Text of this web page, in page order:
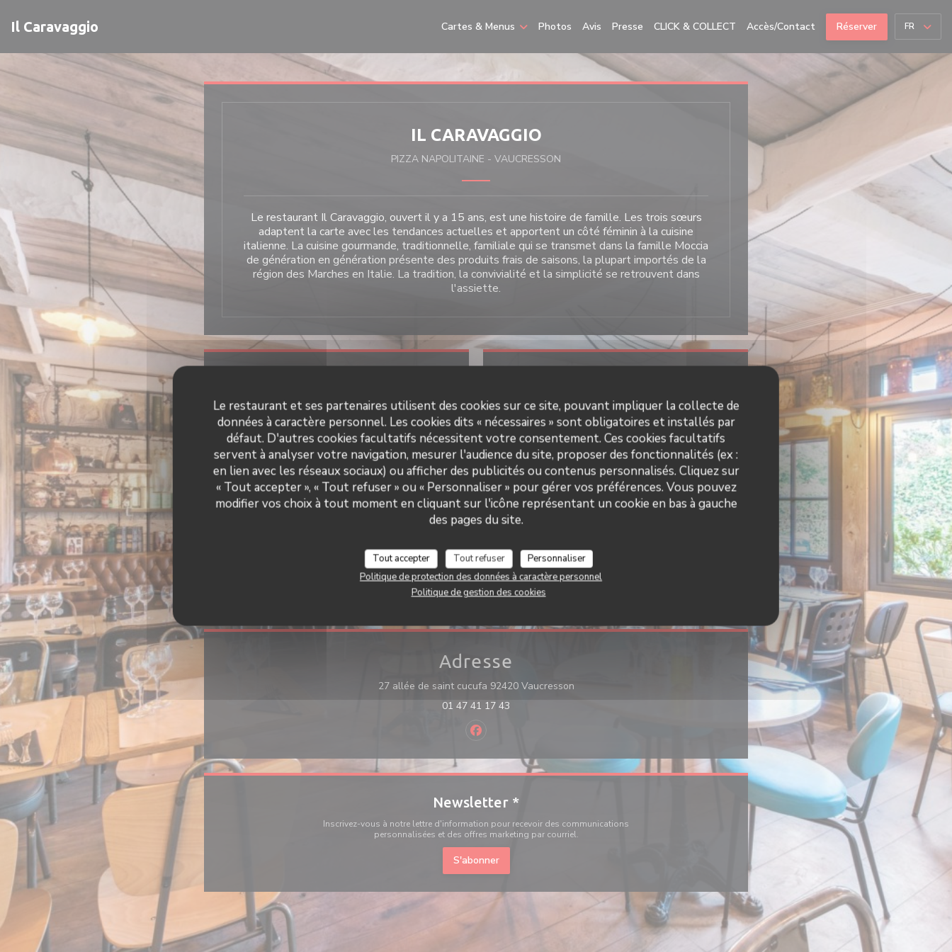
Le restaurant et ses partenaires utilisent des cookies sur ce site, pouvant impliquer la collecte de
données à caractère personnel. Les cookies dits « nécessaires » sont obligatoires et installés par
défaut. D'autres cookies facultatifs nécessitent votre consentement. Ces cookies facultatifs
servent à analyser votre navigation, mesurer l'audience du site, proposer des fonctionnalités (ex :
en lien avec les réseaux sociaux) ou afficher des publicités ou contenus personnalisés. Cliquez sur
« Tout accepter », « Tout refuser » ou « Personnaliser » pour gérer vos préférences. Vous pouvez
modifier vos choix à tout moment en cliquant sur l'icône représentant un cookie en bas à gauche
des pages du site.
Tout accepter Tout refuser
Personnaliser
Politique de protection des données à caractère personnel
Politique de gestion des cookies
Il Caravaggio Cartes & Menus Photos Avis Presse CLICK & COLLECT Accès/Contact Réserver FR
IL CARAVAGGIO
PIZZA NAPOLITAINE - VAUCRESSON
Le restaurant Il Caravaggio, ouvert il y a 15 ans, est une histoire de famille. Les trois sœurs
adaptent la carte avec les tendances actuelles et apportent un côté féminin à la cuisine
italienne. La cuisine gourmande, traditionnelle, familiale qui se transmet dans la famille Moccia
de génération en génération présente des produits frais de saisons, la plupart importés de la
région des Marches en Italie. La tradition, la convivialité et la simplicité se retrouvent dans
l'assiette.
Cuisine
Pâtes fraiches
Type de restaurant
Pizza Napolitaine , Restaurant Italien
Services
jardin d'été, Parking, Voiturier, Accès aux
personnes à mobilité réduite, Terrasse chauffée,
Moyens de paiement
Eurocard/Mastercard, Titres restaurant, Espèces,
Visa, Chèques, American Express, Carte Bleue
Lun-Dim 12h00 - 14h30 19h00 - 22h30
Adresse
27 allée de saint cucufa 92420 Vaucresson((ouvre une nouvelle fenêtre))
01 47 41 17 43
Facebook ((ouvre une nouvelle fenêtre))
Newsletter *
Inscrivez-vous à notre lettre d'information pour recevoir des communications
personnalisées et des offres marketing par courriel.
S'abonner
Il Caravaggio